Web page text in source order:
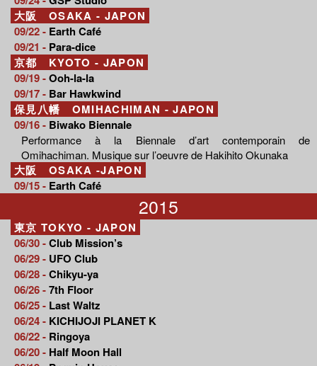
大阪 OSAKA - JAPON
09/22 - Earth Café
09/21 - Para-dice
京都 KYOTO - JAPON
09/19 -Ooh-la-la
09/17 - Bar Hawkwind
保見八幡 OMIHACHIMAN - JAPON
09/16 - Biwako Biennale
Performance à la Biennale d’art contemporain de
Omihachiman. Musique sur l’oeuvre de Hakihito Okunaka
大阪 OSAKA -JAPON
09/15 - Earth Café
2015
東京 TOKYO - JAPON
06/30 -Club Mission’s
06/29 - UFO Club
06/28 -Chikyu-ya
06/26 -7th Floor
06/25 - Last Waltz
06/24 - KICHIJOJI PLANET K
06/22 - Ringoya
06/20 - Half Moon Hall